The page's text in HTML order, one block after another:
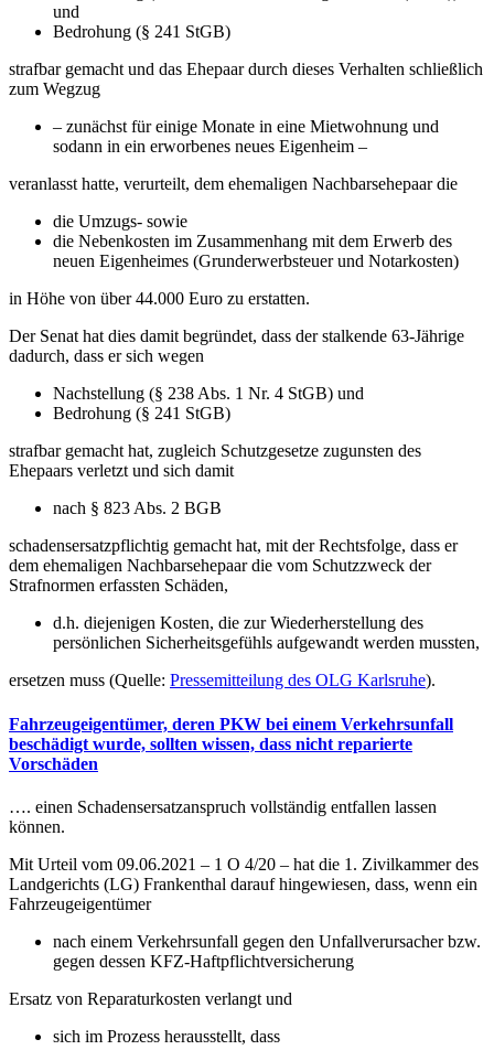
und
Bedrohung (§ 241 StGB)
strafbar gemacht und das Ehepaar durch dieses Verhalten schließlich
zum Wegzug
– zunächst für einige Monate in eine Mietwohnung und
sodann in ein erworbenes neues Eigenheim –
veranlasst hatte, verurteilt, dem ehemaligen Nachbarsehepaar die
die Umzugs- sowie
die Nebenkosten im Zusammenhang mit dem Erwerb des
neuen Eigenheimes (Grunderwerbsteuer und Notarkosten)
in Höhe von über 44.000 Euro zu erstatten.
Der Senat hat dies damit begründet, dass der stalkende 63-Jährige
dadurch, dass er sich wegen
Nachstellung (§ 238 Abs. 1 Nr. 4 StGB) und
Bedrohung (§ 241 StGB)
strafbar gemacht hat, zugleich Schutzgesetze zugunsten des
Ehepaars verletzt und sich damit
nach § 823 Abs. 2 BGB
schadensersatzpflichtig gemacht hat, mit der Rechtsfolge, dass er
dem ehemaligen Nachbarsehepaar die vom Schutzzweck der
Strafnormen erfassten Schäden,
d.h. diejenigen Kosten, die zur Wiederherstellung des
persönlichen Sicherheitsgefühls aufgewandt werden mussten,
ersetzen muss (Quelle: Pressemitteilung des OLG Karlsruhe).
Fahrzeugeigentümer, deren PKW bei einem Verkehrsunfall
beschädigt wurde, sollten wissen, dass nicht reparierte
Vorschäden
…. einen Schadensersatzanspruch vollständig entfallen lassen
können.
Mit Urteil vom 09.06.2021 – 1 O 4/20 – hat die 1. Zivilkammer des
Landgerichts (LG) Frankenthal darauf hingewiesen, dass, wenn ein
Fahrzeugeigentümer
nach einem Verkehrsunfall gegen den Unfallverursacher bzw.
gegen dessen KFZ-Haftpflichtversicherung
Ersatz von Reparaturkosten verlangt und
sich im Prozess herausstellt, dass